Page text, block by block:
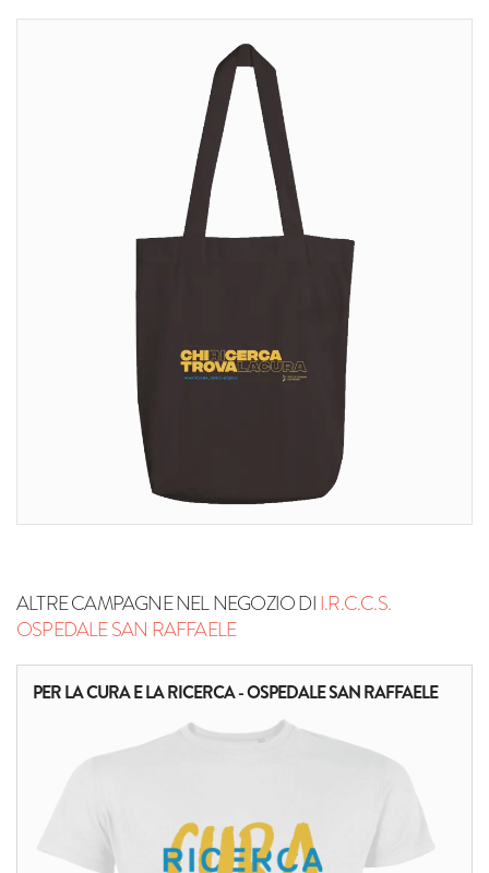
ALTRE CAMPAGNE NEL NEGOZIO DII.R.C.C.S.
OSPEDALE SAN RAFFAELE
PER LA CURA E LA RICERCA - OSPEDALE SAN RAFFAELE